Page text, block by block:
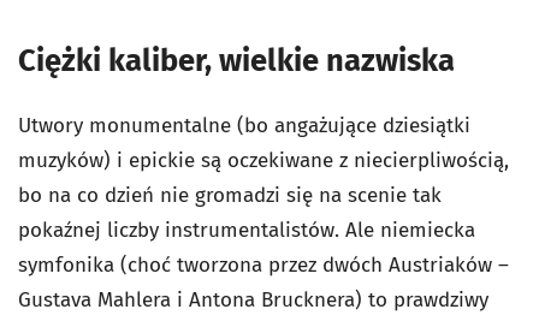
Ciężki kaliber, wielkie nazwiska
Utwory monumentalne (bo angażujące dziesiątki
muzyków) i epickie są oczekiwane z niecierpliwością,
bo na co dzień nie gromadzi się na scenie tak
pokaźnej liczby instrumentalistów. Ale niemiecka
symfonika (choć tworzona przez dwóch Austriaków –
Gustava Mahlera i Antona Brucknera) to prawdziwy